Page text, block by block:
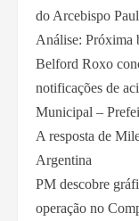
do Arcebispo
Análise: Próxima
Belford Roxo
notificações de
Municipal –
A resposta de
Argentina
PM descobre
operação no